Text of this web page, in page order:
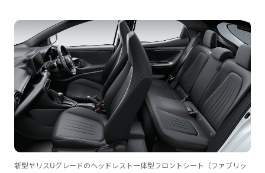
新型ヤリスUグレードのヘッドレスト一体型フロントシート（ファブリッ